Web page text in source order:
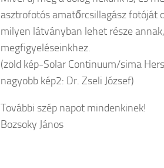
asztrofotós amatőrcsillagász fotóját
milyen látványban lehet része
megfigyeléseinkhez.
(zöld kép-Solar Continuum/sima
nagyobb kép2: Dr. Zseli József)
További szép napot mindenkinek!
Bozsoky János